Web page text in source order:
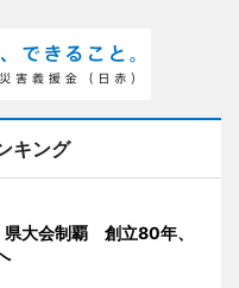
キング
県大会制覇 創立80年、